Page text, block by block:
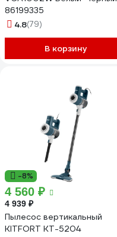
86199335
4.8(79)
В корзину
-8%
4 560 ₽
4 939 ₽
Пылесос вертикальный
KITFORT КТ-5204